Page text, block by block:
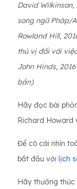
David Wilkinson,
song ngữ Pháp/
Rowland Hill,
thú vị đối với
John Hinds,
bản)
Hãy đọc bài
Richard Howard
Để có cái nhìn
bắt đầu với lịch
Hãy thưởng thức